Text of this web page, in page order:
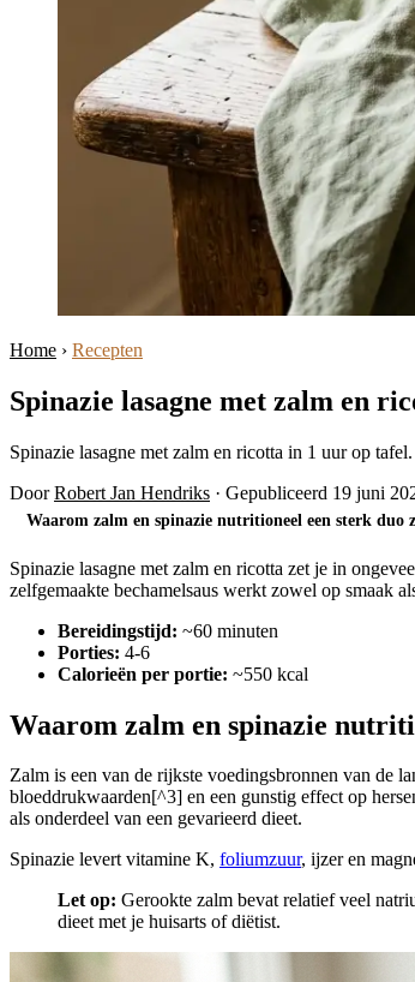
Home › Recepten
Spinazie lasagne met zalm en
Spinazie lasagne met zalm en ricotta in 1 uur op
DoorRobert Jan Hendriks · Gepubliceerd 19 juni
Waarom zalm en spinazie nutritioneel een sterk duo
Spinazie lasagne met zalm en ricotta zet je in
zelfgemaakte bechamelsaus werkt zowel op smaak
Bereidingstijd: ~60 minuten
Porties: 4-6
Calorieën per portie: ~550 kcal
Waarom zalm en spinazie
Zalm is een van de rijkste voedingsbronnen van de
bloeddrukwaarden[^3] en een gunstig effect op
als onderdeel van een gevarieerd dieet.
Spinazie levert vitamine K, foliumzuur, ijzer en
Let op: Gerookte zalm bevat relatief veel
dieet met je huisarts of diëtist.